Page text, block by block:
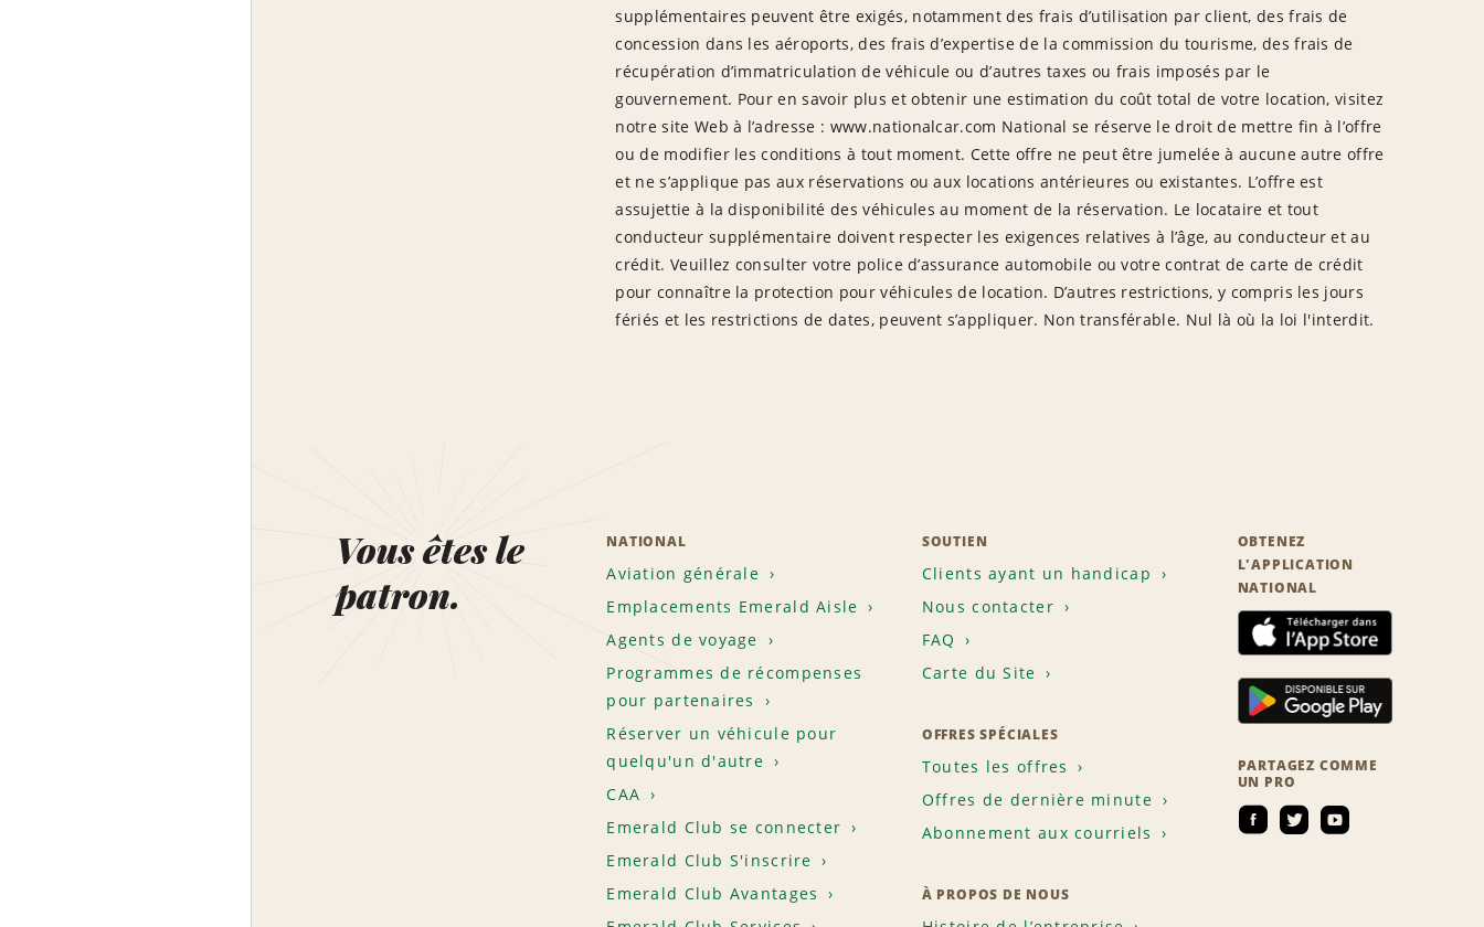
supplémentaires peuvent être exigés, notamment des frais d’utilisation par client, des frais de
concession dans les aéroports, des frais d’expertise de la commission du tourisme, des frais de
récupération d’immatriculation de véhicule ou d’autres taxes ou frais imposés par le
gouvernement. Pour en savoir plus et obtenir une estimation du coût total de votre location, visitez
notre site Web à l’adresse : www.nationalcar.com National se réserve le droit de mettre fin à l’offre
ou de modifier les conditions à tout moment. Cette offre ne peut être jumelée à aucune autre offre
et ne s’applique pas aux réservations ou aux locations antérieures ou existantes. L’offre est
assujettie à la disponibilité des véhicules au moment de la réservation. Le locataire et tout
conducteur supplémentaire doivent respecter les exigences relatives à l’âge, au conducteur et au
crédit. Veuillez consulter votre police d’assurance automobile ou votre contrat de carte de crédit
pour connaître la protection pour véhicules de location. D’autres restrictions, y compris les jours
fériés et les restrictions de dates, peuvent s’appliquer. Non transférable. Nul là où la loi l'interdit.
Vous êtes le
patron.
NATIONAL
Aviation générale
Emplacements Emerald Aisle
Agents de voyage
Programmes de récompenses
pour partenaires
Réserver un véhicule pour
quelqu'un d'autre
CAA
Emerald Club se connecter
Emerald Club S'inscrire
Emerald Club Avantages
SOUTIEN
Clients ayant un handicap
Nous contacter
FAQ
Carte du Site
OFFRES SPÉCIALES
Toutes les offres
Offres de dernière minute
Abonnement aux courriels
À PROPOS DE NOUS
OBTENEZ
L'APPLICATION
NATIONAL
PARTAGEZ COMME
UN PRO